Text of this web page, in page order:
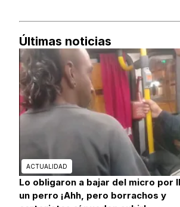
Últimas noticias
ACTUALIDAD
Lo obligaron a bajar del micro por
un perro ¡Ahh, pero borrachos y